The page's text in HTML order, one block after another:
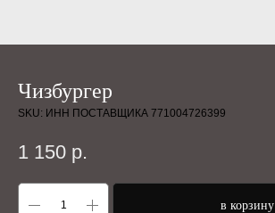
Чизбургер
SKU: ИНН ПОСТАВЩИКА 771004726399
1 150 р.
в корзину